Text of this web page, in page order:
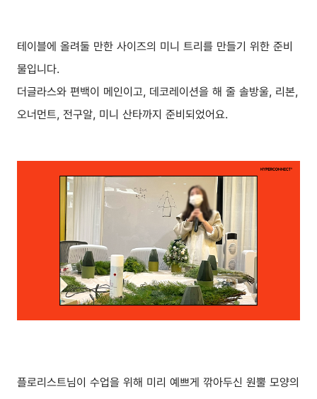
테이블에 올려둘 만한 사이즈의 미니 트리를 만들기 위한 준비
물입니다.
더글라스와 편백이 메인이고, 데코레이션을 해 줄 솔방울, 리본,
오너먼트, 전구알, 미니 산타까지 준비되었어요.
플로리스트님이 수업을 위해 미리 예쁘게 깎아두신 원뿔 모양의